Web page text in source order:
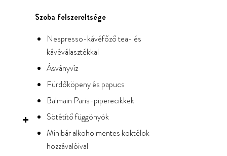
Szoba felszereltsége
Nespresso-kávéfőző tea- és
kávéválasztékkal
Ásványvíz
Fürdőköpeny és papucs
Balmain Paris-piperecikkek
Sötétítő függönyök
Minibár alkoholmentes koktélok
hozzávalóival